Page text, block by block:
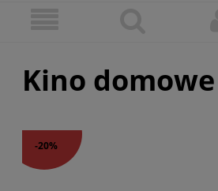
Kino domowe
-20%